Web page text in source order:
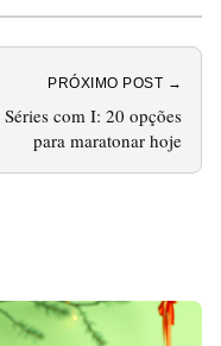
PRÓXIMO POST →
Séries com I: 20 opções
para maratonar hoje